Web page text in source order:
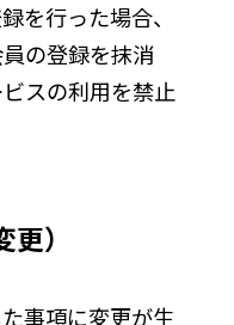
を行った場合、
の登録を抹消
スの利用を禁止
）
事項に変更が生